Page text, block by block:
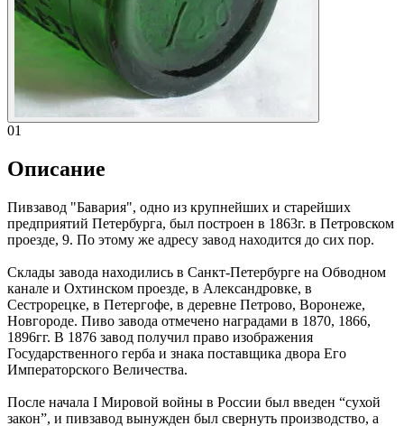
01
Описание
Пивзавод "Бавария", одно из крупнейших и старейших
предприятий Петербурга, был построен в 1863г. в Петровском
проезде, 9. По этому же адресу завод находится до сих пор.
Склады завода находились в Санкт-Петербурге на Обводном
канале и Охтинском проезде, в Александровке, в
Сестрорецке, в Петергофе, в деревне Петрово, Воронеже,
Новгороде. Пиво завода отмечено наградами в 1870, 1866,
1896гг. В 1876 завод получил право изображения
Государственного герба и знака поставщика двора Его
Императорского Величества.
После начала I Мировой войны в России был введен “сухой
закон”, и пивзавод вынужден был свернуть производство, а